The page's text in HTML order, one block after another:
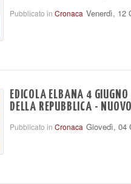
Pubblicato in Cronaca Venerdì, 12
EDICOLA ELBANA 4
DELLA REPUBBLICA -
Pubblicato in Cronaca Giovedì, 04